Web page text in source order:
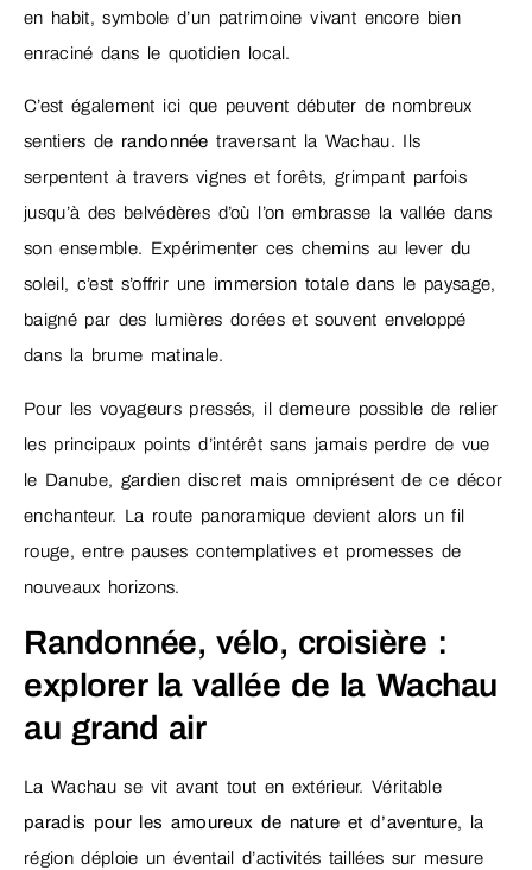
en habit, symbole d’un patrimoine vivant encore bien
enraciné dans le quotidien local.
C’est également ici que peuvent débuter de nombreux
sentiers de randonnée traversant la Wachau. Ils
serpentent à travers vignes et forêts, grimpant parfois
jusqu’à des belvédères d’où l’on embrasse la vallée dans
son ensemble. Expérimenter ces chemins au lever du
soleil, c’est s’offrir une immersion totale dans le paysage,
baigné par des lumières dorées et souvent enveloppé
dans la brume matinale.
Pour les voyageurs pressés, il demeure possible de relier
les principaux points d’intérêt sans jamais perdre de vue
le Danube, gardien discret mais omniprésent de ce décor
enchanteur. La route panoramique devient alors un fil
rouge, entre pauses contemplatives et promesses de
nouveaux horizons.
Randonnée, vélo, croisière :
explorer la vallée de la Wachau
au grand air
La Wachau se vit avant tout en extérieur. Véritable
paradis pour les amoureux de nature et d’aventure, la
région déploie un éventail d’activités taillées sur mesure